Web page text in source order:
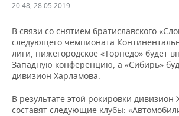
ВУЗЫ ТАТАРСТАНА
КОМУ ПРИНАДЛЕЖАТ
ТОРГОВЫЕ ЦЕНТРЫ
БАНКИ
БЮДЖЕТ
ИНВЕСТИЦИИ
ПРОМЫШЛЕННОСТИ
АГРОПРОМ
МАШИНОСТРОЕНИЕ
НЕФТЕХИМИЯ
НОВОСТИ НЕДВИЖИМОСТИ
АВТО
НОВОСТИ АВТО
БИЗНЕС
НОВОСТИ БИЗНЕСА
ТЕХНОЛОГИИ
20:48, 28.05.2019
В связи со снятием братиславского
следующего чемпионата
лиги, нижегородское «Торпедо» будет
Западную конференцию, а «Сибирь»
дивизион Харламова.
В результате этой рокировки дивизион
составят следующие клубы: